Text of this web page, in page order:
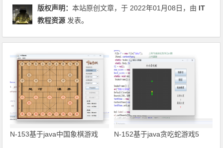
版权声明：本站原创文章，于 2022年01月08日，由 IT
教程资源发表。
N-153基于java中国象棋游戏 N-152基于java贪吃蛇游戏5